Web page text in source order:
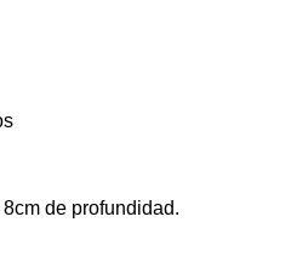
de profundidad.